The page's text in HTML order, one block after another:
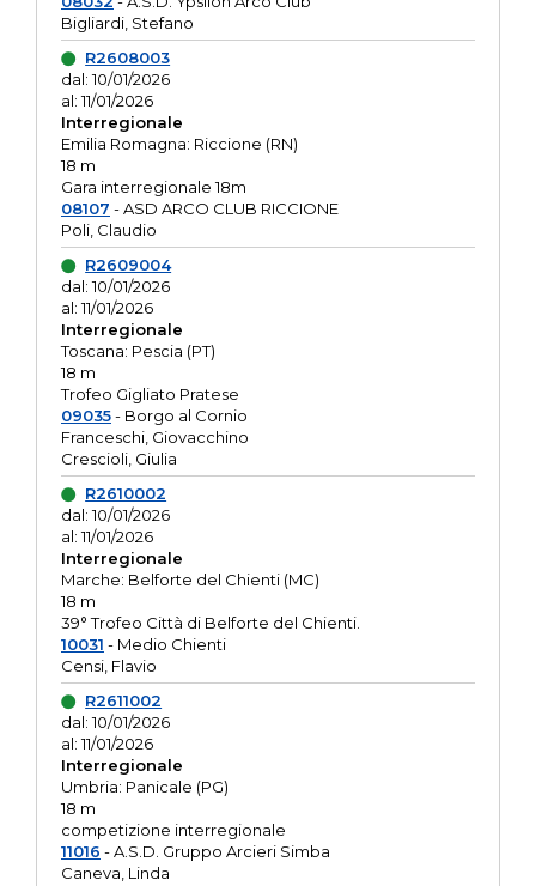
Bigliardi, Stefano
R2608003
dal: 10/01/2026
al: 11/01/2026
Interregionale
Emilia Romagna: Riccione (RN)
18 m
Gara interregionale 18m
08107 - ASD ARCO CLUB RICCIONE
Poli, Claudio
R2609004
dal: 10/01/2026
al: 11/01/2026
Interregionale
Toscana: Pescia (PT)
18 m
Trofeo Gigliato Pratese
09035- Borgo al Cornio
Franceschi, Giovacchino
Crescioli, Giulia
R2610002
dal: 10/01/2026
al: 11/01/2026
Interregionale
Marche: Belforte del Chienti (MC)
18 m
39° Trofeo Città di Belforte del Chienti.
10031 - Medio Chienti
Censi, Flavio
R2611002
dal: 10/01/2026
al: 11/01/2026
Interregionale
Umbria: Panicale (PG)
18 m
competizione interregionale
11016 - A.S.D. Gruppo Arcieri Simba
Caneva, Linda